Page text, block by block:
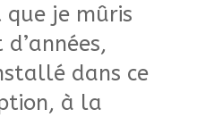
que je mûris
dans ce
à la